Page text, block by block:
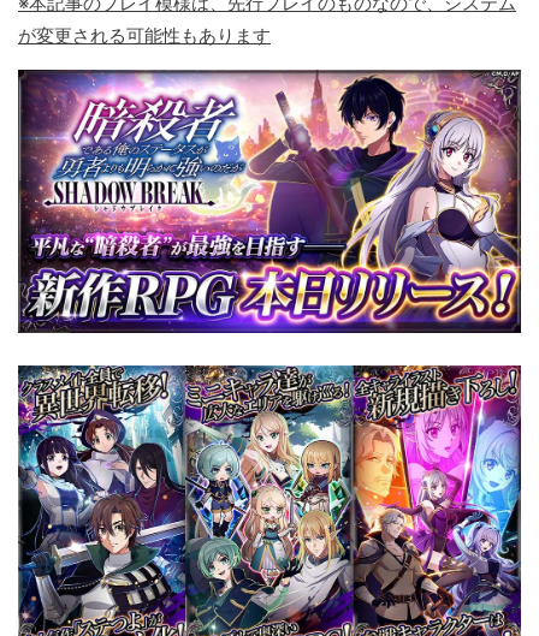
が変更される可能性もあります